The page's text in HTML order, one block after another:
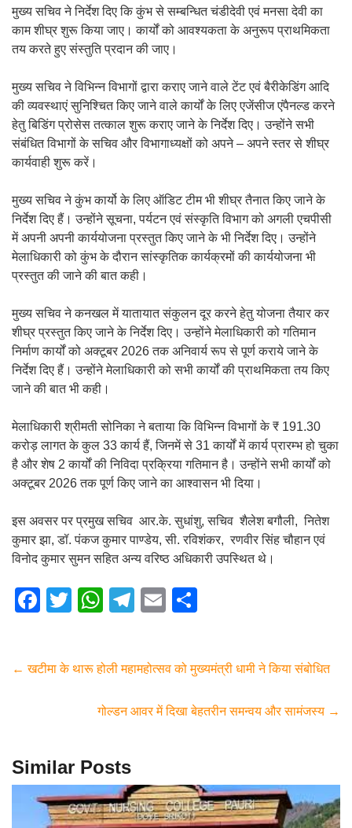
मुख्य सचिव ने निर्देश दिए कि कुंभ से सम्बन्धित चंडीदेवी एवं मनसा देवी का
काम शीघ्र शुरू किया जाए। कार्यों को आवश्यकता के अनुरूप प्राथमिकता
तय करते हुए संस्तुति प्रदान की जाए।
मुख्य सचिव ने विभिन्न विभागों द्वारा कराए जाने वाले टेंट एवं बैरीकेडिंग आदि
की व्यवस्थाएं सुनिश्चित किए जाने वाले कार्यों के लिए एजेंसीज एंपैनल्ड करने
हेतु बिडिंग प्रोसेस तत्काल शुरू कराए जाने के निर्देश दिए। उन्होंने सभी
संबंधित विभागों के सचिव और विभागाध्यक्षों को अपने – अपने स्तर से शीघ्र
कार्यवाही शुरू करें।
मुख्य सचिव ने कुंभ कार्यो के लिए ऑडिट टीम भी शीघ्र तैनात किए जाने के
निर्देश दिए हैं। उन्होंने सूचना, पर्यटन एवं संस्कृति विभाग को अगली एचपीसी
में अपनी अपनी कार्ययोजना प्रस्तुत किए जाने के भी निर्देश दिए। उन्होंने
मेलाधिकारी को कुंभ के दौरान सांस्कृतिक कार्यक्रमों की कार्ययोजना भी
प्रस्तुत की जाने की बात कही।
मुख्य सचिव ने कनखल में यातायात संकुलन दूर करने हेतु योजना तैयार कर
शीघ्र प्रस्तुत किए जाने के निर्देश दिए। उन्होंने मेलाधिकारी को गतिमान
निर्माण कार्यों को अक्टूबर 2026 तक अनिवार्य रूप से पूर्ण कराये जाने के
निर्देश दिए हैं। उन्होंने मेलाधिकारी को सभी कार्यों की प्राथमिकता तय किए
जाने की बात भी कही।
मेलाधिकारी श्रीमती सोनिका ने बताया कि विभिन्न विभागों के ₹ 191.30
करोड़ लागत के कुल 33 कार्य हैं, जिनमें से 31 कार्यों में कार्य प्रारम्भ हो चुका
है और शेष 2 कार्यों की निविदा प्रक्रिया गतिमान है। उन्होंने सभी कार्यों को
अक्टूबर 2026 तक पूर्ण किए जाने का आश्वासन भी दिया।
इस अवसर पर प्रमुख सचिव आर.के. सुधांशु, सचिव शैलेश बगौली, नितेश
कुमार झा, डॉ. पंकज कुमार पाण्डेय, सी. रविशंकर, रणवीर सिंह चौहान एवं
विनोद कुमार सुमन सहित अन्य वरिष्ठ अधिकारी उपस्थित थे।
F
e
k
T
er
W
s
A
T
gr
a
E
e
← खटीमा के थारू होली महामहोत्सव को मुख्यमंत्री धामी ने किया संबोधित
गोल्डन आवर में दिखा बेहतरीन समन्वय और सामंजस्य →
Similar Posts